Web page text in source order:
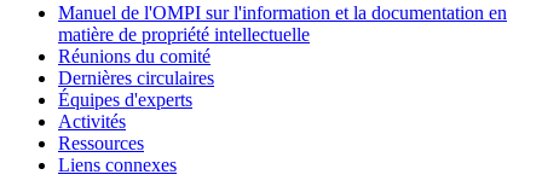
Manuel de l'OMPI sur l'information et la documentation en
matière de propriété intellectuelle
Réunions du comité
Dernières circulaires
Équipes d'experts
Activités
Ressources
Liens connexes